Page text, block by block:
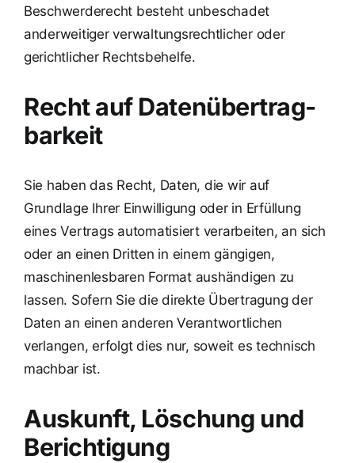
Beschwerderecht besteht unbeschadet
anderweitiger verwaltungsrechtlicher oder
gerichtlicher Rechtsbehelfe.
Recht auf Daten­übertrag­
barkeit
Sie haben das Recht, Daten, die wir auf
Grundlage Ihrer Einwilligung oder in Erfüllung
eines Vertrags automatisiert verarbeiten, an sich
oder an einen Dritten in einem gängigen,
maschinenlesbaren Format aushändigen zu
lassen. Sofern Sie die direkte Übertragung der
Daten an einen anderen Verantwortlichen
verlangen, erfolgt dies nur, soweit es technisch
machbar ist.
Auskunft, Löschung und
Berichtigung